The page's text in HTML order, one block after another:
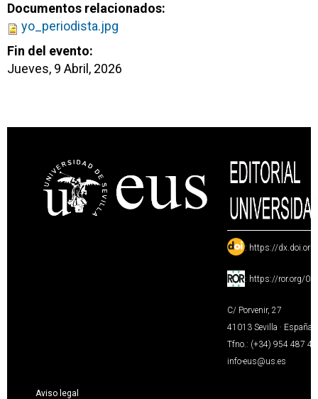
Documentos relacionados:
yo_periodista.jpg
Fin del evento:
Jueves, 9 Abril, 2026
: https://
: https://ror.org/
C/ Porvenir, 27
41013 Sevilla · España
Tfno.: (+34) 954 487
info-eus@us.es
Aviso legal